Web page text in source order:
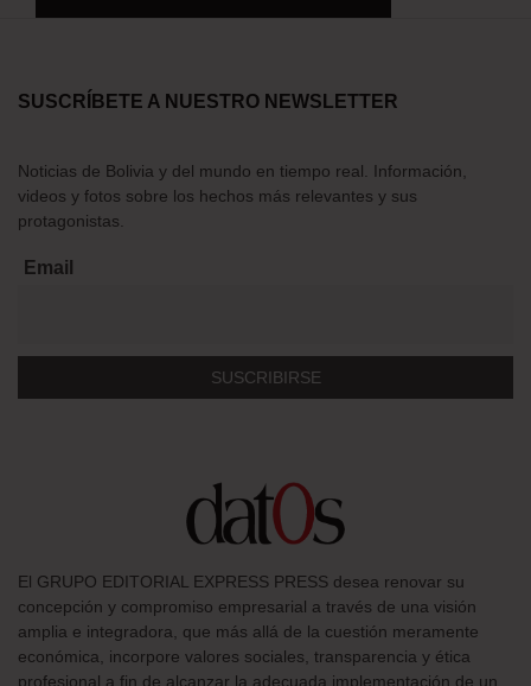
SUSCRÍBETE A NUESTRO NEWSLETTER
Noticias de Bolivia y del mundo en tiempo real. Información,
videos y fotos sobre los hechos más relevantes y sus
protagonistas.
Email
El GRUPO EDITORIAL EXPRESS PRESS desea renovar su
concepción y compromiso empresarial a través de una visión
amplia e integradora, que más allá de la cuestión meramente
económica, incorpore valores sociales, transparencia y ética
profesional a fin de alcanzar la adecuada implementación de un